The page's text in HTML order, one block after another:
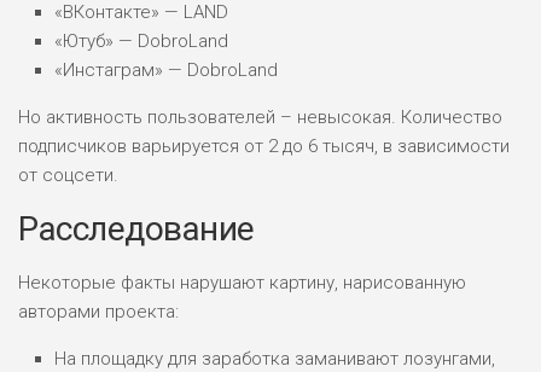
«ВКонтакте» — LAND
«Ютуб» — DobroLand
«Инстаграм» — DobroLand
Но активность пользователей – невысокая. Количество
подписчиков варьируется от 2 до 6 тысяч, в зависимости
от соцсети.
Расследование
Некоторые факты нарушают картину, нарисованную
авторами проекта:
На площадку для заработка заманивают лозунгами,